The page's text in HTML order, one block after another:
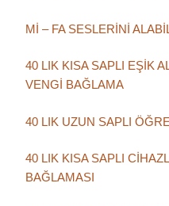
Mİ – FA SESLERİNİ
40 LIK KISA SAPLI EŞİK
VENGİ BAĞLAMA
40 LIK UZUN SAPLI
40 LIK KISA SAPLI
BAĞLAMASI